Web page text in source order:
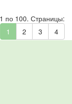
по 100. Страницы:
1
2 3 4